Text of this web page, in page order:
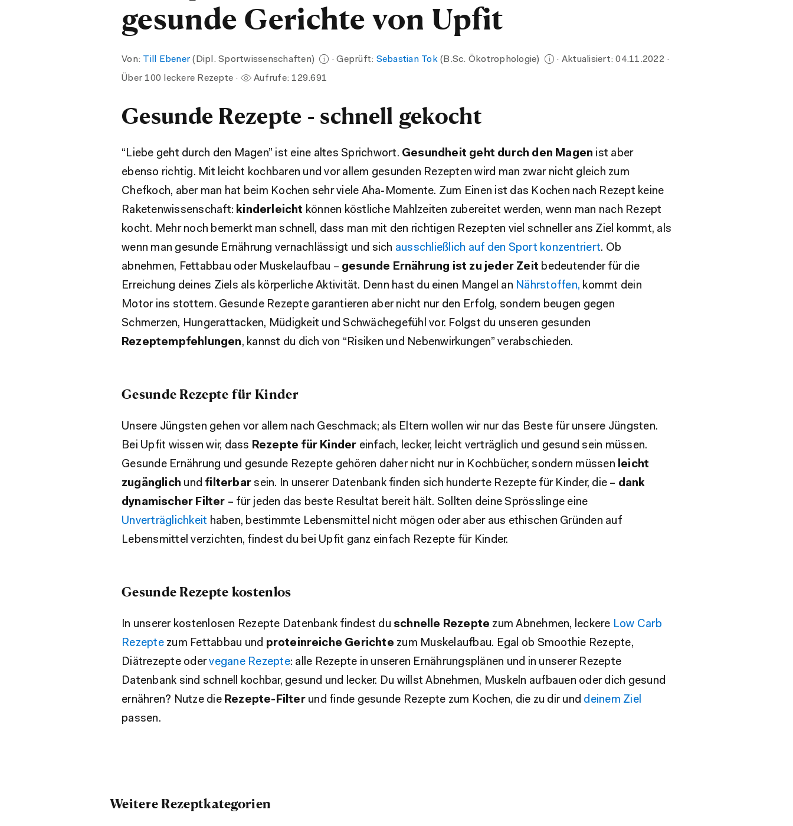
gesunde Gerichte von Upfit
Von: Till Ebener(Dipl. Sportwissenschaften) · Geprüft: Sebastian Tok(B.Sc. Ökotrophologie) · Aktualisiert:04.11.2022 ·
Über 100 leckere Rezepte ·
Aufrufe: 129.691
Gesunde Rezepte - schnell gekocht
“Liebe geht durch den Magen” ist eine altes Sprichwort. Gesundheit geht durch den Magen ist aber
ebenso richtig. Mit leicht kochbaren und vor allem gesunden Rezepten wird man zwar nicht gleich zum
Chefkoch, aber man hat beim Kochen sehr viele Aha-Momente. Zum Einen ist das Kochen nach Rezept keine
Raketenwissenschaft: kinderleicht können köstliche Mahlzeiten zubereitet werden, wenn man nach Rezept
kocht. Mehr noch bemerkt man schnell, dass man mit den richtigen Rezepten viel schneller ans Ziel kommt, als
wenn man gesunde Ernährung vernachlässigt und sich ausschließlich auf den Sport konzentriert. Ob
abnehmen, Fettabbau oder Muskelaufbau – gesunde Ernährung ist zu jeder Zeit bedeutender für die
Erreichung deines Ziels als körperliche Aktivität. Denn hast du einen Mangel an Nährstoffen, kommt dein
Motor ins stottern. Gesunde Rezepte garantieren aber nicht nur den Erfolg, sondern beugen gegen
Schmerzen, Hungerattacken, Müdigkeit und Schwächegefühl vor. Folgst du unseren gesunden
Rezeptempfehlungen, kannst du dich von “Risiken und Nebenwirkungen” verabschieden.
Gesunde Rezepte für Kinder
Unsere Jüngsten gehen vor allem nach Geschmack; als Eltern wollen wir nur das Beste für unsere Jüngsten.
Bei Upfit wissen wir, dass Rezepte für Kinder einfach, lecker, leicht verträglich und gesund sein müssen.
Gesunde Ernährung und gesunde Rezepte gehören daher nicht nur in Kochbücher, sondern müssen leicht
zugänglich und filterbar sein. In unserer Datenbank finden sich hunderte Rezepte für Kinder, die – dank
dynamischer Filter – für jeden das beste Resultat bereit hält. Sollten deine Sprösslinge eine
Unverträglichkeit haben, bestimmte Lebensmittel nicht mögen oder aber aus ethischen Gründen auf
Lebensmittel verzichten, findest du bei Upfit ganz einfach Rezepte für Kinder.
Gesunde Rezepte kostenlos
In unserer kostenlosen Rezepte Datenbank findest du schnelle Rezepte zum Abnehmen, leckere Low Carb
Rezeptezum Fettabbau und proteinreiche Gerichte zum Muskelaufbau. Egal ob Smoothie Rezepte,
Diätrezepte odervegane Rezepte: alle Rezepte in unseren Ernährungsplänen und in unserer Rezepte
Datenbank sind schnell kochbar, gesund und lecker. Du willst Abnehmen, Muskeln aufbauen oder dich gesund
ernähren? Nutze die Rezepte-Filterund finde gesunde Rezepte zum Kochen, die zu dir und deinem Ziel
passen.
Weitere Rezeptkategorien